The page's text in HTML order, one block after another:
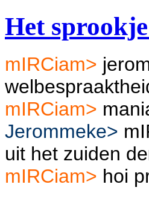
Het
mIRCiam>
mIRCiam>
Jerommeke>
uit het zuiden
mIRCiam> hoi